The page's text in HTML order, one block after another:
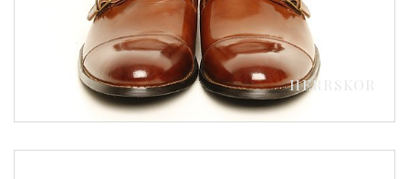
HERRSKOR